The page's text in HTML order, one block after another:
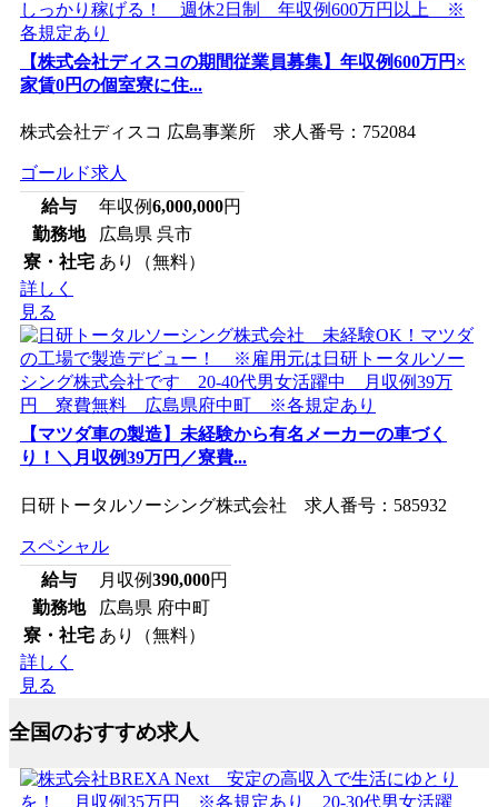
【株式会社ディスコの期間従業員募集】年収例600万円×
家賃0円の個室寮に住...
株式会社ディスコ 広島事業所 求人番号：752084
ゴールド求人
給与
年収例6,000,000円
勤務地
広島県 呉市
寮・社宅 あり（無料）
詳しく
見る
【マツダ車の製造】未経験から有名メーカーの車づく
り！＼月収例39万円／寮費...
日研トータルソーシング株式会社 求人番号：585932
スペシャル
給与
月収例390,000円
勤務地
広島県 府中町
寮・社宅 あり（無料）
詳しく
見る
全国のおすすめ求人